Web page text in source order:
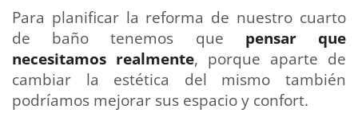
Para planificar la reforma de nuestro cuarto
de baño tenemos que pensar que
necesitamos realmente, porque aparte de
cambiar la estética del mismo también
podríamos mejorar sus espacio y confort.